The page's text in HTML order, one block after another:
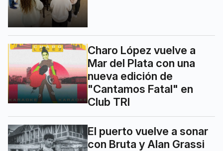
Charo López vuelve a
Mar del Plata con una
nueva edición de
"Cantamos Fatal" en
Club TRI
El puerto vuelve a sonar
con Bruta y Alan Grassi